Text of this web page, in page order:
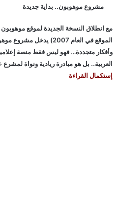
مشروع موهوبون.. بداية جديدة
مع انطلاق النسخة الجديدة لموقع موهوبون
الموقع في العام 2007)
وأفكار متجددة… فهو ليس فقط منصة
العربية.. بل هو مبادرة ريادية ونواة
إستكمال القراءة